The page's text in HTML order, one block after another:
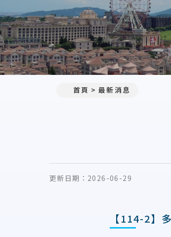
首頁 最新消息
更新日期： 2026-06-29
【114-2】